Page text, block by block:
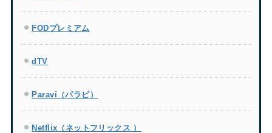
FODプレミアム
dTV
Paravi（パラビ）
Netflix（ネットフリックス ）